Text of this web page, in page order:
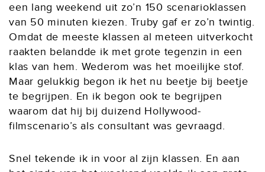
een lang weekend uit zo’n 150 scenarioklassen
van 50 minuten kiezen. Truby gaf er zo’n twintig.
Omdat de meeste klassen al meteen uitverkocht
raakten belandde ik met grote tegenzin in een
klas van hem. Wederom was het moeilijke stof.
Maar gelukkig begon ik het nu beetje bij beetje
te begrijpen. En ik begon ook te begrijpen
waarom dat hij bij duizend Hollywood-
filmscenario’s als consultant was gevraagd.
Snel tekende ik in voor al zijn klassen. En aan